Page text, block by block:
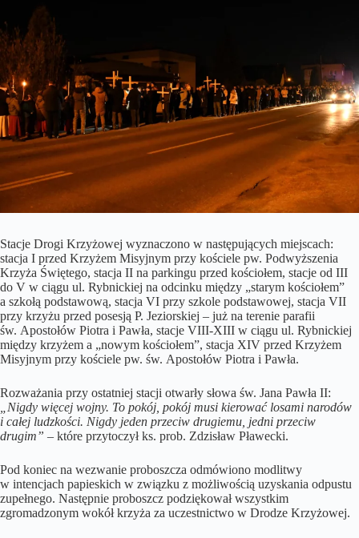
Stacje Drogi Krzyżowej wyznaczono w następujących miejscach:
stacja I przed Krzyżem Misyjnym przy kościele pw. Podwyższenia
Krzyża Świętego, stacja II na parkingu przed kościołem, stacje od III
do V w ciągu ul. Rybnickiej na odcinku między „starym kościołem”
a szkołą podstawową, stacja VI przy szkole podstawowej, stacja VII
przy krzyżu przed posesją P. Jeziorskiej – już na terenie parafii
św. Apostołów Piotra i Pawła, stacje VIII-XIII w ciągu ul. Rybnickiej
między krzyżem a „nowym kościołem”, stacja XIV przed Krzyżem
Misyjnym przy kościele pw. św. Apostołów Piotra i Pawła.
Rozważania przy ostatniej stacji otwarły słowa św. Jana Pawła II:
„Nigdy więcej wojny. To pokój, pokój musi kierować losami narodów
i całej ludzkości. Nigdy jeden przeciw drugiemu, jedni przeciw
drugim” – które przytoczył ks. prob. Zdzisław Pławecki.
Pod koniec na wezwanie proboszcza odmówiono modlitwy
w intencjach papieskich w związku z możliwością uzyskania odpustu
zupełnego. Następnie proboszcz podziękował wszystkim
zgromadzonym wokół krzyża za uczestnictwo w Drodze Krzyżowej.